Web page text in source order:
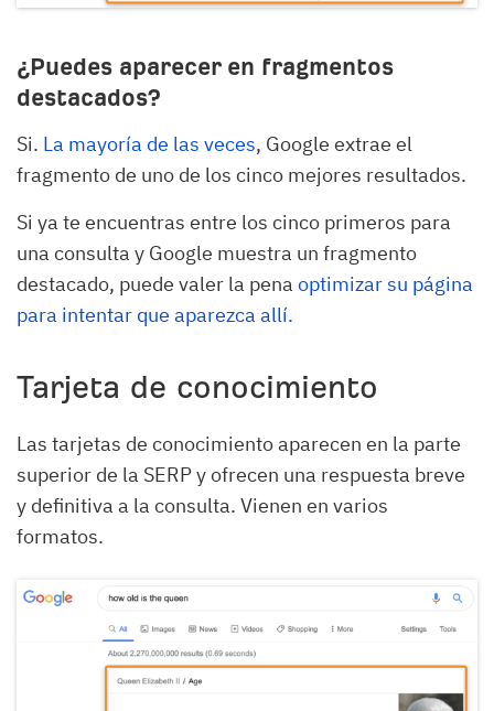
¿Puedes aparecer en fragmentos
destacados?
Si. La mayoría de las veces, Google extrae el
fragmento de uno de los cinco mejores resultados.
Si ya te encuentras entre los cinco primeros para
una consulta y Google muestra un fragmento
destacado, puede valer la pena optimizar su página
para intentar que aparezca allí.
Tarjeta de conocimiento
Las tarjetas de conocimiento aparecen en la parte
superior de la SERP y ofrecen una respuesta breve
y definitiva a la consulta. Vienen en varios
formatos.